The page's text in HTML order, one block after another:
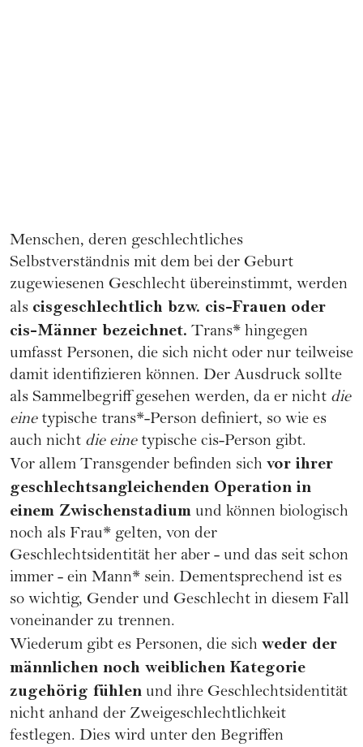
Menschen, deren geschlechtliches
Selbstverständnis mit dem bei der Geburt
zugewiesenen Geschlecht übereinstimmt, werden
als cisgeschlechtlich bzw. cis-Frauen oder
cis-Männer bezeichnet. Trans* hingegen
umfasst Personen, die sich nicht oder nur teilweise
damit identifizieren können. Der Ausdruck sollte
als Sammelbegriff gesehen werden, da er nicht die
eine typische trans*-Person definiert, so wie es
auch nicht die einetypische cis-Person gibt.
Vor allem Transgender befinden sich vor ihrer
geschlechtsangleichenden Operation in
einem Zwischenstadium und können biologisch
noch als Frau* gelten, von der
Geschlechtsidentität her aber - und das seit schon
immer - ein Mann* sein. Dementsprechend ist es
so wichtig, Gender und Geschlecht in diesem Fall
voneinander zu trennen.
Wiederum gibt es Personen, die sich weder der
männlichen noch weiblichen Kategorie
zugehörig fühlen und ihre Geschlechtsidentität
nicht anhand der Zweigeschlechtlichkeit
festlegen. Dies wird unter den Begriffen